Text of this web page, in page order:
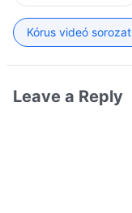
Kórus videó sorozat
Leave a Reply